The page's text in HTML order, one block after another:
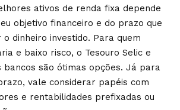
ativos de renda fixa depende
objetivo financeiro e do prazo que
dinheiro investido. Para quem
e baixo risco, o Tesouro Selic e
bancos são ótimas opções. Já para
vale considerar papéis com
e rentabilidades prefixadas ou